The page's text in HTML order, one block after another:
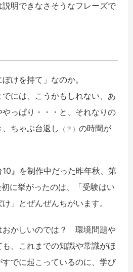
明できなさそうなフレーズで
けを持て」なのか。
には、こうかもしれない、あ
っぱり・・・と、それなりの
ちゃぶ台返し
（？） の時間が
』を制作中だった昨年秋、第
に挙がったのは、「受験はい
」とぜんぜんちがいます。
かしいのでは？ 環境問題や
、これまでの知識や常識がほ
でに起こっているのに、学び